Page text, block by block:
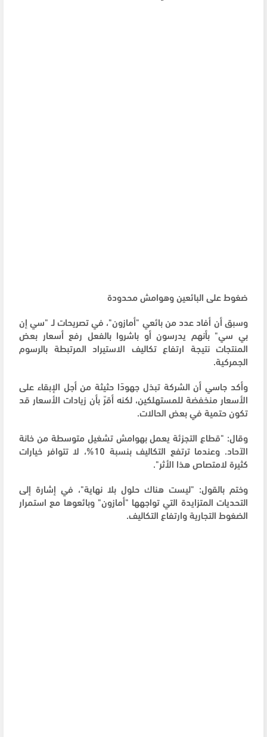
ضغوط على البائعين وهوامش محدودة
وسبق أن أفاد عدد من بائعي "أمازون"، في تصريحات لـ "سي إن
بي سي" بأنهم يدرسون أو باشروا بالفعل رفع أسعار بعض
المنتجات نتيجة ارتفاع تكاليف الاستيراد المرتبطة بالرسوم
الجمركية.
وأكد جاسي أن الشركة تبذل جهودًا حثيثة من أجل الإبقاء على
الأسعار منخفضة للمستهلكين، لكنه أقرّ بأن زيادات الأسعار قد
تكون حتمية في بعض الحالات.
وقال: "قطاع التجزئة يعمل بهوامش تشغيل متوسطة من خانة
الآحاد. وعندما ترتفع التكاليف بنسبة 10%، لا تتوافر خيارات
كثيرة لامتصاص هذا الأثر".
وختم بالقول: "ليست هناك حلول بلا نهاية"، في إشارة إلى
التحديات المتزايدة التي تواجهها "أمازون" وبائعوها مع استمرار
الضغوط التجارية وارتفاع التكاليف.